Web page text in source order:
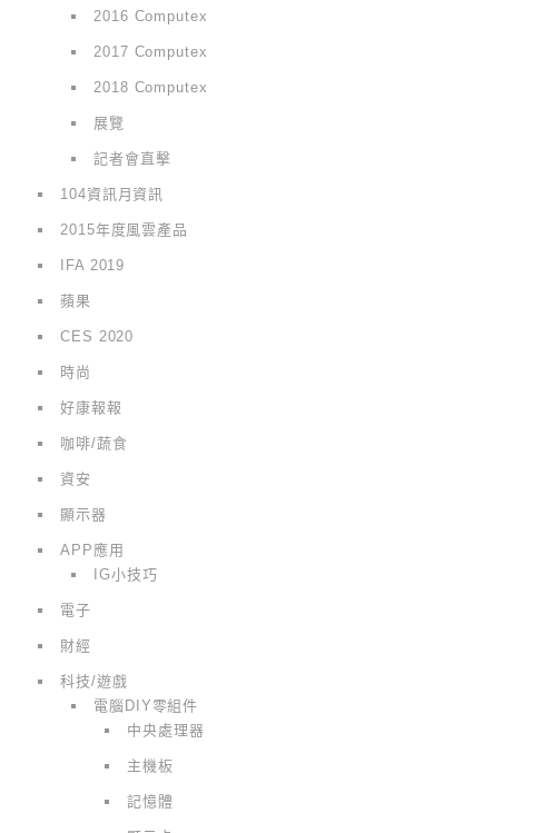
2016 Computex
2017 Computex
2018 Computex
展覽
記者會直擊
104資訊月資訊
2015年度風雲產品
IFA 2019
蘋果
CES 2020
時尚
好康報報
咖啡/蔬食
資安
顯示器
APP應用
IG小技巧
電子
財經
科技/遊戲
電腦DIY零組件
中央處理器
主機板
記憶體